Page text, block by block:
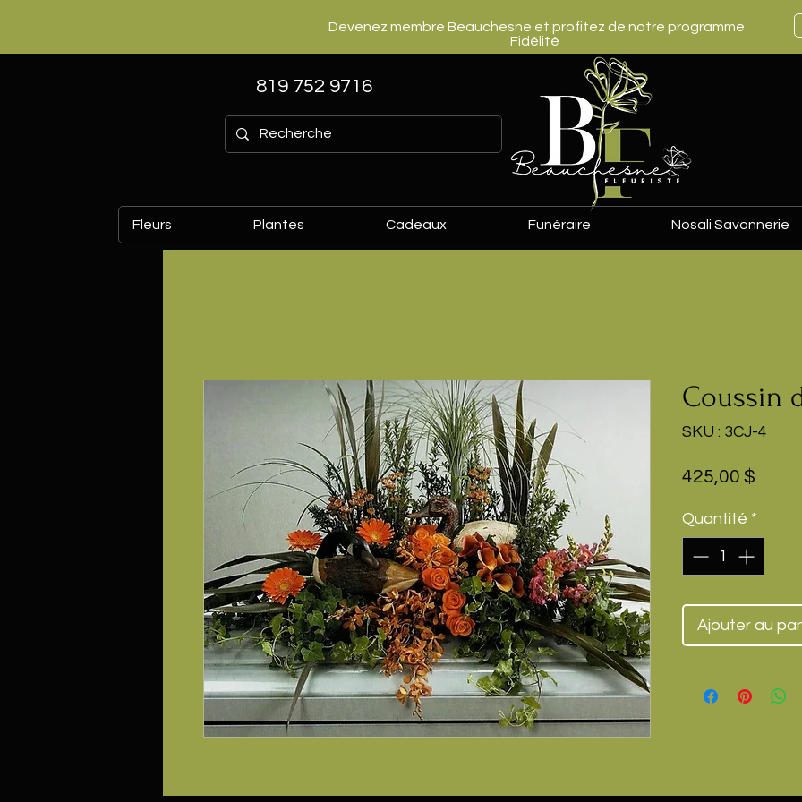
Devenez membre Beauchesne et profitez de notre programme
Fidélité
819 752 9716
Fleurs Plantes Cadeaux Funéraire Nosali Savonnerie
Coussin
SKU : 3CJ-4
425,00 $
Quantité *
Ajouter au